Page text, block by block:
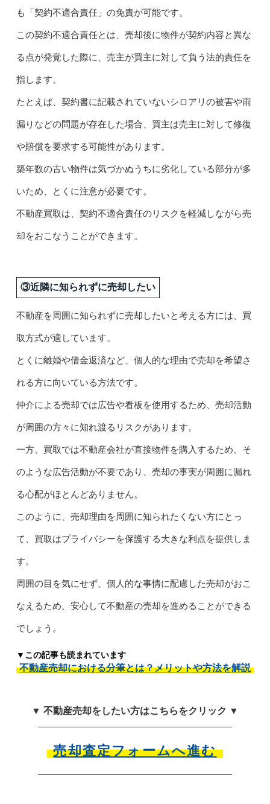
も「契約不適合責任」の免責が可能です。
この契約不適合責任とは、売却後に物件が契約内容と異な
る点が発覚した際に、売主が買主に対して負う法的責任を
指します。
たとえば、契約書に記載されていないシロアリの被害や雨
漏りなどの問題が存在した場合、買主は売主に対して修復
や賠償を要求する可能性があります。
築年数の古い物件は気づかぬうちに劣化している部分が多
いため、とくに注意が必要です。
不動産買取は、契約不適合責任のリスクを軽減しながら売
却をおこなうことができます。
③近隣に知られずに売却したい
不動産を周囲に知られずに売却したいと考える方には、買
取方式が適しています。
とくに離婚や借金返済など、個人的な理由で売却を希望さ
れる方に向いている方法です。
仲介による売却では広告や看板を使用するため、売却活動
が周囲の方々に知れ渡るリスクがあります。
一方、買取では不動産会社が直接物件を購入するため、そ
のような広告活動が不要であり、売却の事実が周囲に漏れ
る心配がほとんどありません。
このように、売却理由を周囲に知られたくない方にとっ
て、買取はプライバシーを保護する大きな利点を提供しま
す。
周囲の目を気にせず、個人的な事情に配慮した売却がおこ
なえるため、安心して不動産の売却を進めることができる
でしょう。
▼この記事も読まれています
不動産売却における分筆とは？メリットや方法を解説
▼ 不動産売却をしたい方はこちらをクリック ▼
売却査定フォームへ進む